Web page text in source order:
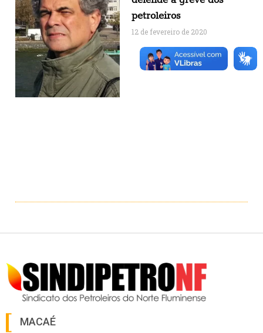
petroleiros
12 de fevereiro de 2020
MACAÉ